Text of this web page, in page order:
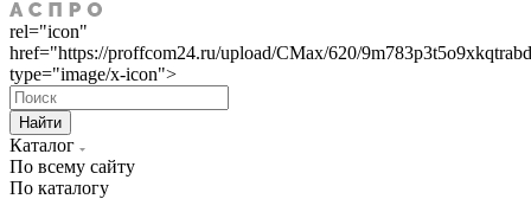
rel="icon"
href="https://proffcom24.ru/upload/CMax/620/
type="image/x-icon">
Найти
Каталог
По всему сайту
По каталогу